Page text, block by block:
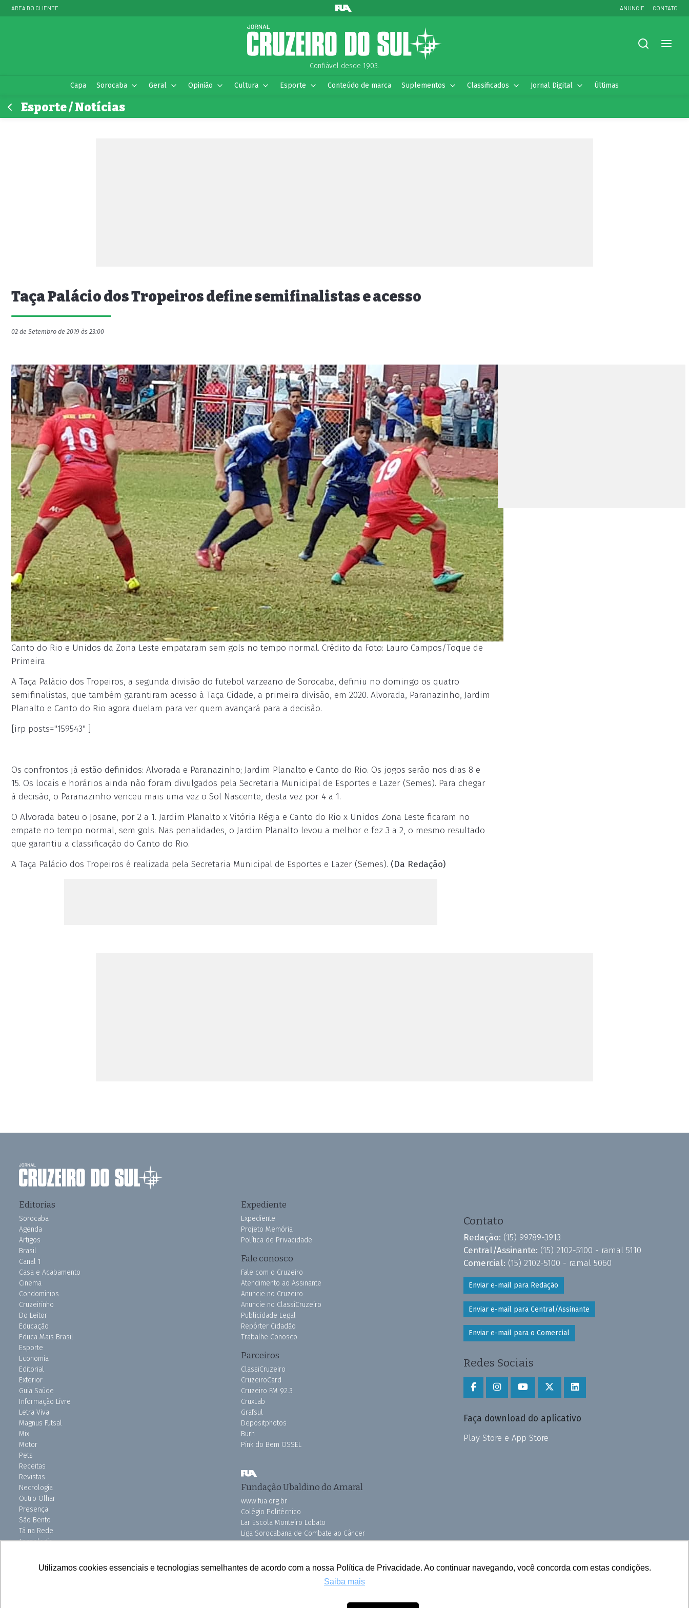
Utilizamos cookies essenciais e tecnologias semelhantes de acordo com a nossa Política de Privacidade. Ao continuar navegando, você concorda com estas condições.
Saiba mais
ÁREA DO CLIENTE ANUNCIE CONTATO
Confiável desde 1903.
Capa Sorocaba Geral Opinião Cultura Esporte Conteúdo de marca Suplementos Classificados Jornal Digital Últimas
Esporte / Notícias
Taça Palácio dos Tropeiros define semifinalistas e acesso
02 de Setembro de 2019 às 23:00
Canto do Rio e Unidos da Zona Leste empataram sem gols no tempo normal. Crédito da Foto: Lauro Campos/Toque de
Primeira
A Taça Palácio dos Tropeiros, a segunda divisão do futebol varzeano de Sorocaba, definiu no domingo os quatro
semifinalistas, que também garantiram acesso à Taça Cidade, a primeira divisão, em 2020. Alvorada, Paranazinho, Jardim
Planalto e Canto do Rio agora duelam para ver quem avançará para a decisão.
[irp posts="159543" ]
Os confrontos já estão definidos: Alvorada e Paranazinho; Jardim Planalto e Canto do Rio. Os jogos serão nos dias 8 e
15. Os locais e horários ainda não foram divulgados pela Secretaria Municipal de Esportes e Lazer (Semes). Para chegar
à decisão, o Paranazinho venceu mais uma vez o Sol Nascente, desta vez por 4 a 1.
O Alvorada bateu o Josane, por 2 a 1. Jardim Planalto x Vitória Régia e Canto do Rio x Unidos Zona Leste ficaram no
empate no tempo normal, sem gols. Nas penalidades, o Jardim Planalto levou a melhor e fez 3 a 2, o mesmo resultado
que garantiu a classificação do Canto do Rio.
A Taça Palácio dos Tropeiros é realizada pela Secretaria Municipal de Esportes e Lazer (Semes). (Da Redação)
Editorias
Sorocaba
Agenda
Artigos
Brasil
Canal 1
Casa e Acabamento
Cinema
Condomínios
Cruzeirinho
Do Leitor
Educação
Educa Mais Brasil
Esporte
Economia
Editorial
Exterior
Guia Saúde
Informação Livre
Letra Viva
Magnus Futsal
Mix
Motor
Pets
Receitas
Revistas
Necrologia
Outro Olhar
Presença
São Bento
Tá na Rede
Tecnologia
Uniso Ciência
Expediente
Expediente
Projeto Memória
Política de Privacidade
Fale conosco
Fale com o Cruzeiro
Atendimento ao Assinante
Anuncie no Cruzeiro
Anuncie no ClassiCruzeiro
Publicidade Legal
Repórter Cidadão
Trabalhe Conosco
Parceiros
ClassiCruzeiro
CruzeiroCard
Cruzeiro FM 92.3
CruxLab
Grafsul
Depositphotos
Burh
Pink do Bem OSSEL
Fundação Ubaldino do Amaral
www.fua.org.br
Colégio Politécnico
Lar Escola Monteiro Lobato
Liga Sorocabana de Combate ao Câncer
Vila dos Velhinhos
Contato
Redação: (15) 99789-3913
Central/Assinante: (15) 2102-5100 - ramal 5110
Comercial: (15) 2102-5100 - ramal 5060
Enviar e-mail para Redação
Enviar e-mail para Central/Assinante
Enviar e-mail para o Comercial
Redes Sociais
Faça download do aplicativo
Play Store e App Store